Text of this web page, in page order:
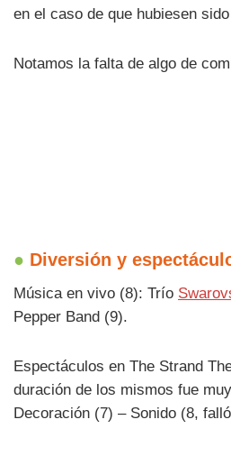
en el caso de que hubiesen
Notamos la falta de algo de
● Diversión y
Música en vivo (8): Trío
Pepper Band (9).
Espectáculos en The Strand
duración de los mismos fue
Decoración (7) – Sonido (8,